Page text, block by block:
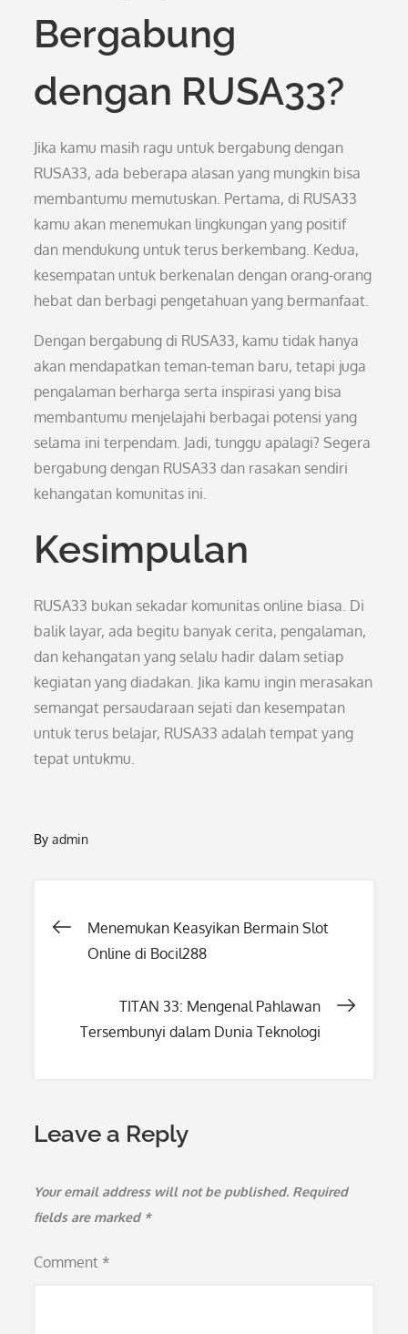
Bergabung
dengan RUSA33?
Jika kamu masih ragu untuk bergabung dengan
RUSA33, ada beberapa alasan yang mungkin bisa
membantumu memutuskan. Pertama, di RUSA33
kamu akan menemukan lingkungan yang positif
dan mendukung untuk terus berkembang. Kedua,
kesempatan untuk berkenalan dengan orang-orang
hebat dan berbagi pengetahuan yang bermanfaat.
Dengan bergabung di RUSA33, kamu tidak hanya
akan mendapatkan teman-teman baru, tetapi juga
pengalaman berharga serta inspirasi yang bisa
membantumu menjelajahi berbagai potensi yang
selama ini terpendam. Jadi, tunggu apalagi? Segera
bergabung dengan RUSA33 dan rasakan sendiri
kehangatan komunitas ini.
Kesimpulan
RUSA33 bukan sekadar komunitas online biasa. Di
balik layar, ada begitu banyak cerita, pengalaman,
dan kehangatan yang selalu hadir dalam setiap
kegiatan yang diadakan. Jika kamu ingin merasakan
semangat persaudaraan sejati dan kesempatan
untuk terus belajar, RUSA33 adalah tempat yang
tepat untukmu.
Byadmin
Post
Menemukan Keasyikan Bermain Slot
Online di Bocil288
TITAN 33: Mengenal Pahlawan
Tersembunyi dalam Dunia Teknologi
Leave a Reply
Your email address will not be published. Required
fields are marked *
Comment *